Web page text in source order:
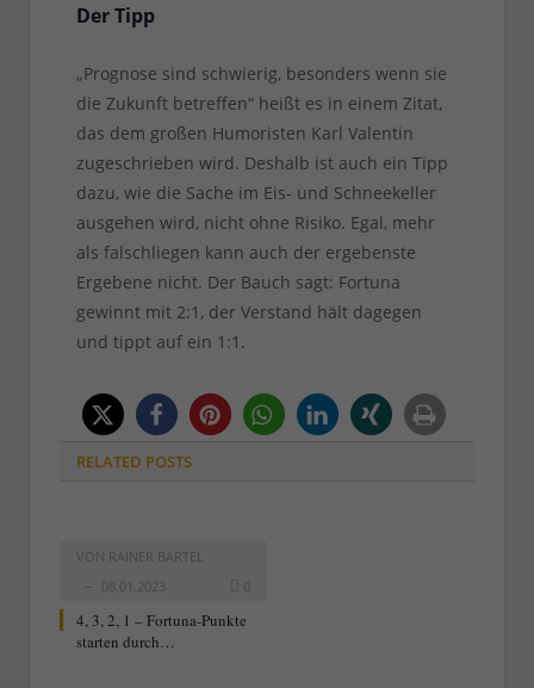
Der Tipp
„Prognose sind schwierig, besonders wenn sie
die Zukunft betreffen“ heißt es in einem Zitat,
das dem großen Humoristen Karl Valentin
zugeschrieben wird. Deshalb ist auch ein Tipp
dazu, wie die Sache im Eis- und Schneekeller
ausgehen wird, nicht ohne Risiko. Egal, mehr
als falschliegen kann auch der ergebenste
Ergebene nicht. Der Bauch sagt: Fortuna
gewinnt mit 2:1, der Verstand hält dagegen
und tippt auf ein 1:1.
RELATED POSTS
VON RAINER BARTEL
08.01.2023
0
4, 3, 2, 1 – Fortuna-Punkte
starten durch…